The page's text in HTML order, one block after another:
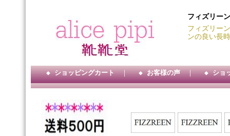
フィズリー
フィズリー
ンの良い長
◆ ショッピングカート ｜ ◆ お客様の声 ｜ ◆ ショ